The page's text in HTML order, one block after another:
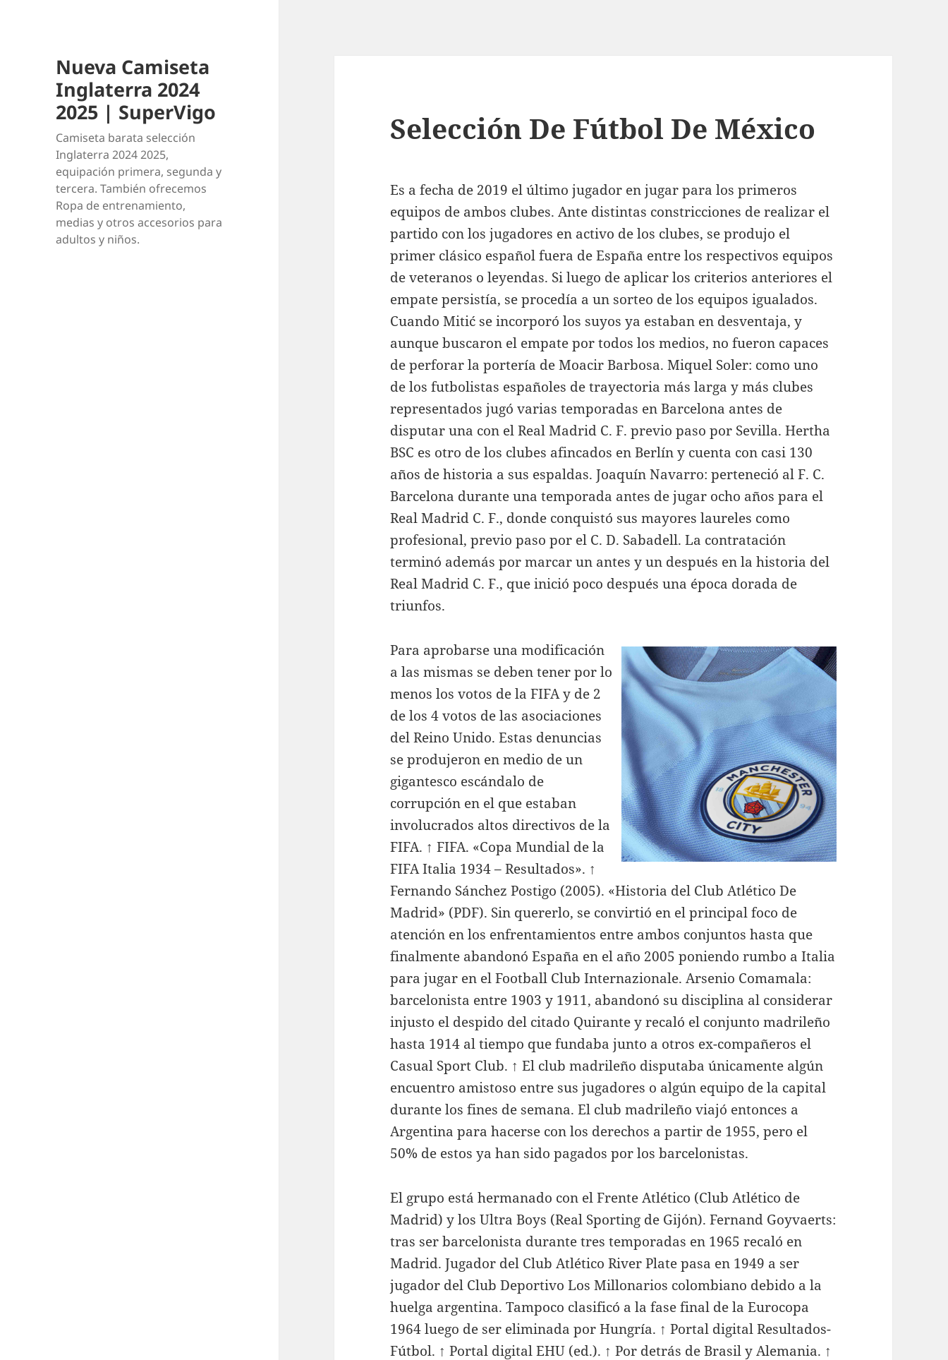
Nueva Camiseta
Inglaterra 2024
2025 | SuperVigo
Camiseta barata selección
Inglaterra 2024 2025,
equipación primera, segunda y
tercera. También ofrecemos
Ropa de entrenamiento,
medias y otros accesorios para
adultos y niños.
Selección De Fútbol De México
Es a fecha de 2019 el último jugador en jugar para los primeros
equipos de ambos clubes. Ante distintas constricciones de realizar el
partido con los jugadores en activo de los clubes, se produjo el
primer clásico español fuera de España entre los respectivos equipos
de veteranos o leyendas. Si luego de aplicar los criterios anteriores el
empate persistía, se procedía a un sorteo de los equipos igualados.
Cuando Mitić se incorporó los suyos ya estaban en desventaja, y
aunque buscaron el empate por todos los medios, no fueron capaces
de perforar la portería de Moacir Barbosa. Miquel Soler: como uno
de los futbolistas españoles de trayectoria más larga y más clubes
representados jugó varias temporadas en Barcelona antes de
disputar una con el Real Madrid C. F. previo paso por Sevilla. Hertha
BSC es otro de los clubes afincados en Berlín y cuenta con casi 130
años de historia a sus espaldas. Joaquín Navarro: perteneció al F. C.
Barcelona durante una temporada antes de jugar ocho años para el
Real Madrid C. F., donde conquistó sus mayores laureles como
profesional, previo paso por el C. D. Sabadell. La contratación
terminó además por marcar un antes y un después en la historia del
Real Madrid C. F., que inició poco después una época dorada de
triunfos.
Para aprobarse una modificación
a las mismas se deben tener por lo
menos los votos de la FIFA y de 2
de los 4 votos de las asociaciones
del Reino Unido. Estas denuncias
se produjeron en medio de un
gigantesco escándalo de
corrupción en el que estaban
involucrados altos directivos de la
FIFA. ↑ FIFA. «Copa Mundial de la
FIFA Italia 1934 – Resultados». ↑
Fernando Sánchez Postigo (2005). «Historia del Club Atlético De
Madrid» (PDF). Sin quererlo, se convirtió en el principal foco de
atención en los enfrentamientos entre ambos conjuntos hasta que
finalmente abandonó España en el año 2005 poniendo rumbo a Italia
para jugar en el Football Club Internazionale. Arsenio Comamala:
barcelonista entre 1903 y 1911, abandonó su disciplina al considerar
injusto el despido del citado Quirante y recaló el conjunto madrileño
hasta 1914 al tiempo que fundaba junto a otros ex-compañeros el
Casual Sport Club. ↑ El club madrileño disputaba únicamente algún
encuentro amistoso entre sus jugadores o algún equipo de la capital
durante los fines de semana. El club madrileño viajó entonces a
Argentina para hacerse con los derechos a partir de 1955, pero el
50% de estos ya han sido pagados por los barcelonistas.
El grupo está hermanado con el Frente Atlético (Club Atlético de
Madrid) y los Ultra Boys (Real Sporting de Gijón). Fernand Goyvaerts:
tras ser barcelonista durante tres temporadas en 1965 recaló en
Madrid. Jugador del Club Atlético River Plate pasa en 1949 a ser
jugador del Club Deportivo Los Millonarios colombiano debido a la
huelga argentina. Tampoco clasificó a la fase final de la Eurocopa
1964 luego de ser eliminada por Hungría. ↑ Portal digital Resultados-
Fútbol. ↑ Portal digital EHU (ed.). ↑ Por detrás de Brasil y Alemania. ↑